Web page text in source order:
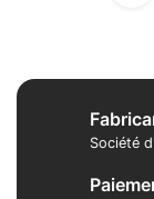
Société